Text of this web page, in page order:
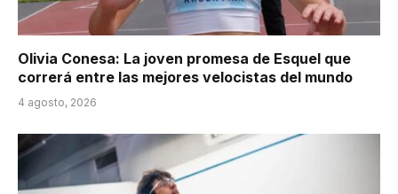
Olivia Conesa: La joven promesa de Esquel que
correrá entre las mejores velocistas del mundo
4 agosto, 2026